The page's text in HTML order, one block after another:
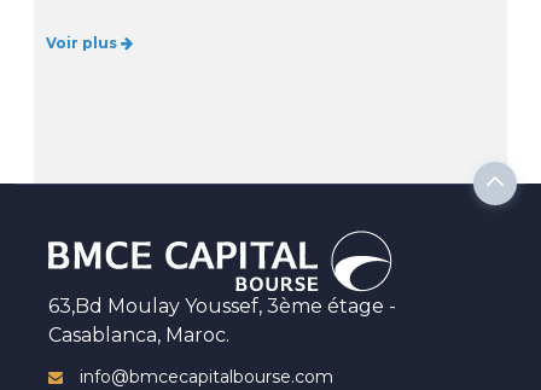
Voir plus
63,Bd Moulay Youssef, 3ème étage -
Casablanca, Maroc.
info@bmcecapitalbourse.com